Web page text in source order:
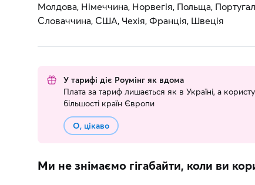
Молдова, Німеччина, Норвегія, Польща,
Словаччина, США, Чехія, Франція, Швеція
У тарифі діє Роумінг як вдома
Плата за тариф лишається як в Україні, а
більшості країн Європи
О, цікаво
Ми не знімаємо гігабайти, коли ви